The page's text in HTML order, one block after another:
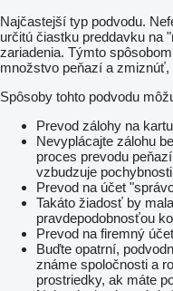
Najčastejší typ podvodu.
určitú čiastku preddavku na
zariadenia. Týmto
množstvo peňazí a zmiznúť,
Spôsoby tohto podvodu
Prevod zálohy na kartu
Nevyplácajte zálohu
proces prevodu
vzbudzuje
Prevod na účet
Takáto žiadosť by
pravdepodobnosťou
Prevod na firemný
Buďte opatrní,
známe spoločnosti a
prostriedky, ak máte